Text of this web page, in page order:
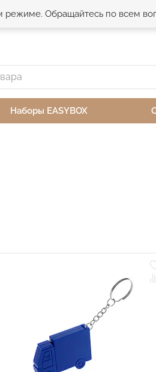
Обращайтесь по всем
Наборы EASYBOX